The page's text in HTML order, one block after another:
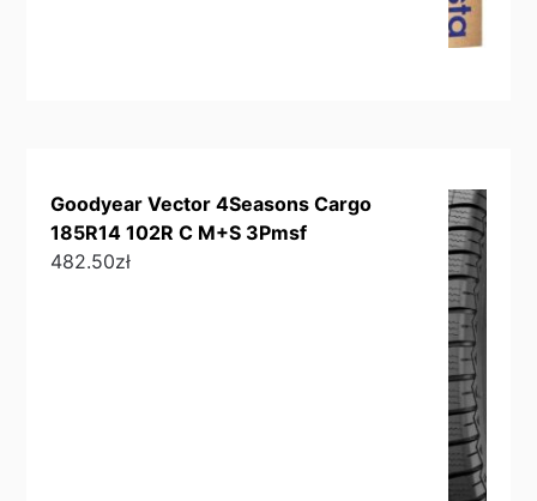
Goodyear Vector 4Seasons Cargo
185R14 102R C M+S 3Pmsf
482.50zł